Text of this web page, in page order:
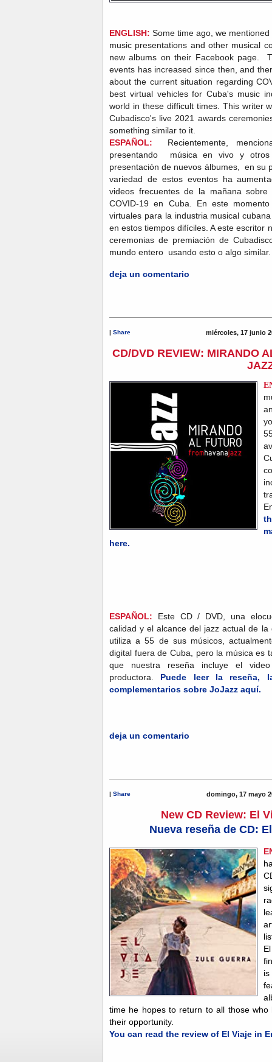
ENGLISH: Some time ago, we
music presentations and other musical
new albums on their Facebook page.
events has increased since then, and
about the current situation regarding
best virtual vehicles for Cuba's music
world in these difficult times. This writer
Cubadisco's live 2021 awards
something similar to it.
ESPAÑOL: Recientemente,
presentando música en vivo y otros
presentación de nuevos álbumes, en su
variedad de estos eventos ha
videos frecuentes de la mañana
COVID-19 en Cuba. En este
virtuales para la industria musical
en estos tiempos difíciles. A este escritor
ceremonias de premiación de
mundo entero usando esto o algo similar.
deja un comentario
| Share miércoles, 17 junio
CD/DVD REVIEW: MIRANDO
here.
ESPAÑOL:
Este CD / DVD, una
calidad y el alcance del jazz actual de
utiliza a 55 de sus músicos,
digital fuera de Cuba, pero la música es
que nuestra reseña incluye el
productora.
Puede leer la reseña,
complementarios sobre JoJazz aquí.
deja un comentario
| Share domingo, 17 mayo
New CD Review: El
Nueva reseña de CD:
time he hopes to return to all those
their opportunity.
You can read the review of El Viaje in